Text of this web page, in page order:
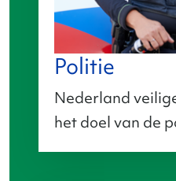
Politie
Nederland
het doel van de